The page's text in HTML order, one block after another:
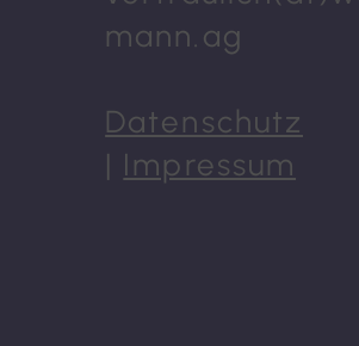
mann.ag
Datenschutz
| Impressum